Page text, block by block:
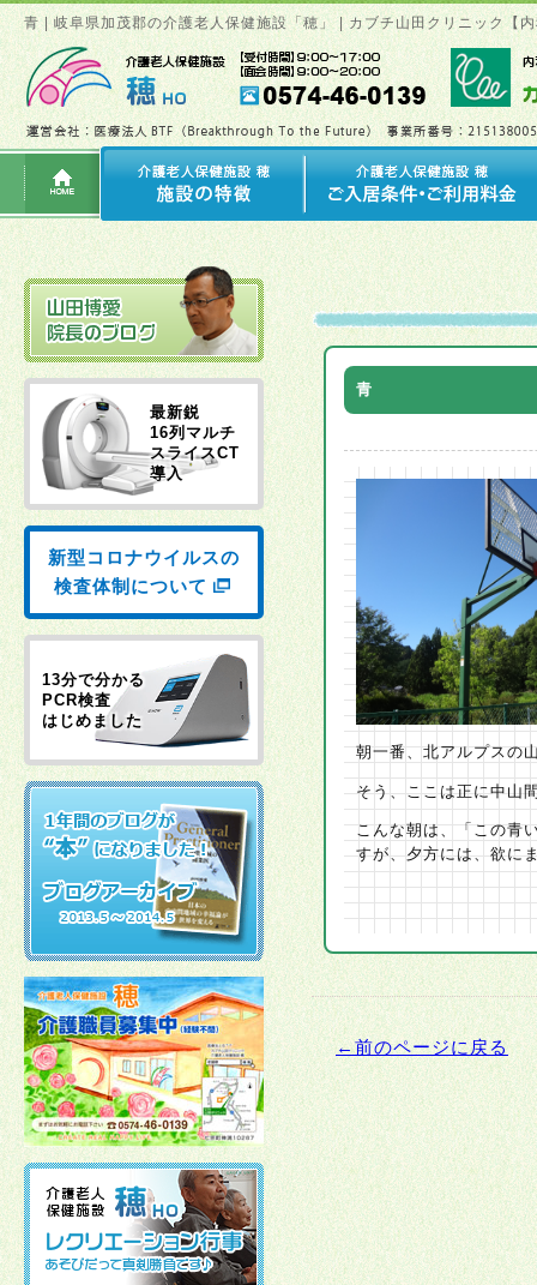
青 | 岐阜県加茂郡の介護老人保健施設「穂」 | カブチ山田クリニック【
青
朝一番、北アルプスの
そう、ここは正に中山
こんな朝は、「この青
すが、夕方には、欲に
←前のページに戻る
最新鋭
16列マルチ
スライスCT
導入
新型コロナウイルスの
検査体制について
13分で分かる
PCR検査
はじめました